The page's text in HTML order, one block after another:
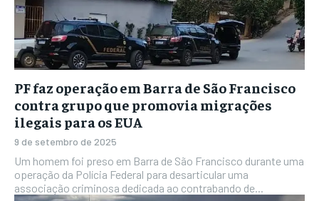
PF faz operação em Barra de São Francisco
contra grupo que promovia migrações
ilegais para os EUA
9 de setembro de 2025
Um homem foi preso em Barra de São Francisco durante uma
operação da Polícia Federal para desarticular uma
associação criminosa dedicada ao contrabando de...